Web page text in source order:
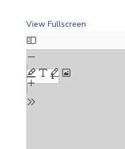
View Fullscreen
Skip
to
PDF
content